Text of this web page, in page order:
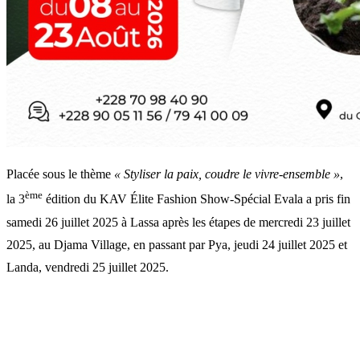
Placée sous le thème « Styliser la paix, coudre le vivre-ensemble »,
la 3ème édition du KAV Élite Fashion Show-Spécial Evala a pris fin
samedi 26 juillet 2025 à Lassa après les étapes de mercredi 23 juillet
2025, au Djama Village, en passant par Pya, jeudi 24 juillet 2025 et
Landa, vendredi 25 juillet 2025.